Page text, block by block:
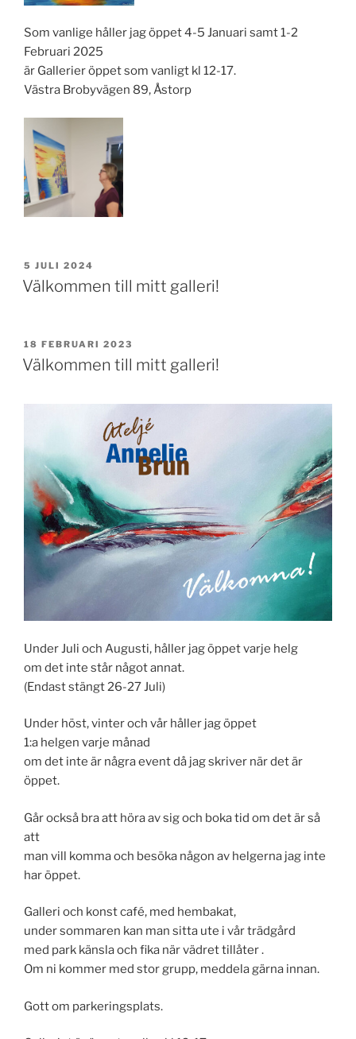
Som vanlige håller jag öppet 4-5 Januari samt 1-2
Februari 2025
är Gallerier öppet som vanligt kl 12-17.
Västra Brobyvägen 89, Åstorp
PUBLICERAT
5 JULI 2024
Välkommen till mitt galleri!
PUBLICERAT
18 FEBRUARI 2023
Välkommen till mitt galleri!
Under Juli och Augusti, håller jag öppet varje helg
om det inte står något annat.
(Endast stängt 26-27 Juli)
Under höst, vinter och vår håller jag öppet
1:a helgen varje månad
om det inte är några event då jag skriver när det är
öppet.
Går också bra att höra av sig och boka tid om det är så
att
man vill komma och besöka någon av helgerna jag inte
har öppet.
Galleri och konst café, med hembakat,
under sommaren kan man sitta ute i vår trädgård
med park känsla och fika när vädret tillåter .
Om ni kommer med stor grupp, meddela gärna innan.
Gott om parkeringsplats.